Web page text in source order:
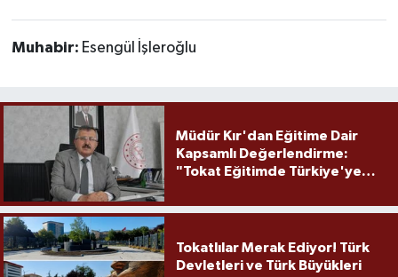
Muhabir: Esengül İşleroğlu
Müdür Kır'dan Eğitime Dair
Kapsamlı Değerlendirme:
"Tokat Eğitimde Türkiye'ye
Tokatlılar Merak Ediyor! Türk
Devletleri ve Türk Büyükleri